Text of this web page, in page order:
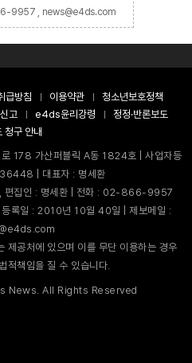
9957 , news@e4ds.com
급방침 이용약관
청소년보호정책
고 e4ds윤리강령
정정·반론보도
청구 안내
178 가산퍼블릭 A동 1824호 | 사업자등
| 대표자 : 명세환
, 편집인 : 명세환 | 전화 : 02-866-9957
록일 : 2010년 10월 40일 | 제보메일 :
공처에 있으며 이를 무단 이용하는 경우
적책임을 질 수 있습니다.
News. All Rights Reserved